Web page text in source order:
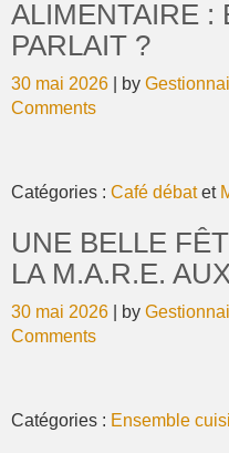
ALIMENTAIRE :
PARLAIT ?
30 mai 2026 | by
Comments
Catégories : Café débatet
UNE BELLE
LA M.A.R.E.
30 mai 2026 | by
Comments
Catégories : Ensemble